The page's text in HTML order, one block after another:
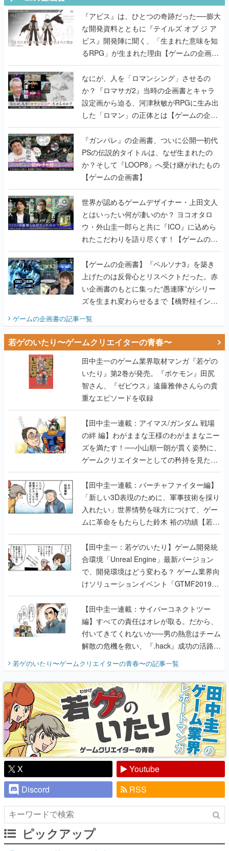
『アビス』は、ひとつの奇跡だった──膨大
な開発資料とともに『テイルズ オブ ジ ア
ビス』開発陣に聞く、「生まれた意味を知
るRPG」が生まれた理由【ゲームの企画
書】
なにが、人を「ロマンシング」させるの
か？『ロマサガ2』当時の企画書とキャラ
設定画から迫る、河津秋敏がRPGに生み出
した「ロマン」の正体とは【ゲームの企画
書】
『ガンパレ』の企画書、ついに公開━初代
PSの伝説的タイトルは、なぜ生まれたの
か？そして『LOOP8』へ受け継がれたもの
【ゲームの企画書】
世界が認めるゲームデザイナー・上田文人
とはいったい何が凄いのか？ ヨコオタロ
ウ・外山圭一郎らと共に『ICO』に込めら
れたこだわりを語り尽くす！【ゲームの企
画書】
【ゲームの企画書】『ペルソナ3』を築き
上げたのは反骨心とリスペクトだった。赤
い企画書のもとに集った“愚連隊”がシリー
ズを生まれ変わらせるまで【橋野桂インタ
ビュー】
ゲームの企画書の記事一覧
若ゲのいたり〜ゲームクリエイターの青春〜
田中圭一のゲーム業界取材マンガ『若ゲの
いたり』第2巻が発売。『ポケモン』田尻
智さん、『ゼビウス』遠藤雅伸さんらの貴
重なエピソードを収録
【田中圭一連載：アイマス/ガンダム 戦場
の絆 編】わがままな王様のわがままなニー
ズを満たす！──小山順一朗が貫く姿勢に、
ゲームクリエイターとしての矜持を見た
【若ゲのいたり最終回】
【田中圭一連載：バーチャファイター編】
「新しい3D表現のために、軍事技術を採り
入れたい」世界情勢を味方につけて、ゲー
ムに革命をもたらした鈴木 裕の功績【若ゲ
のいたり】
【田中圭一：若ゲのいたり】ゲーム開発統
合環境「Unreal Engine」最新バージョン
で、開発環境はどう変わる？ ゲーム業界向
けソリューションイベント「GTMF2019」
に行って、より理解を深めよう【PR】
【田中圭一連載：サイバーコネクトツー
編】すべての責任はオレが取る。だから、
付いてきてくれないか──男の熱意はチーム
解散の危機を救い、『.hack』成功の活路を
開く。業界の快男児・松山 洋に流れる血は
『少年ジャンプ』色だった【若ゲのいた
り】
若ゲのいたり〜ゲームクリエイターの青春〜の記事一覧
X
Youtube
Discord
RSS
ピックアップ